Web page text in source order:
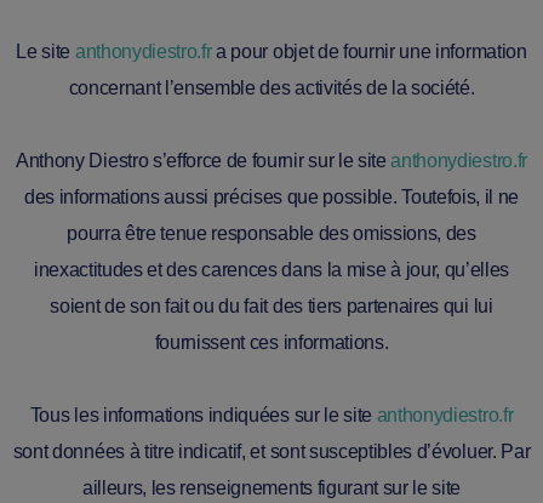
Le site anthonydiestro.fra pour objet de fournir une information
concernant l’ensemble des activités de la société.
Anthony Diestro s’efforce de fournir sur le siteanthonydiestro.fr
des informations aussi précises que possible. Toutefois, il ne
pourra être tenue responsable des omissions, des
inexactitudes et des carences dans la mise à jour, qu’elles
soient de son fait ou du fait des tiers partenaires qui lui
fournissent ces informations.
Tous les informations indiquées sur le site anthonydiestro.fr
sont données à titre indicatif, et sont susceptibles d’évoluer. Par
ailleurs, les renseignements figurant sur le site